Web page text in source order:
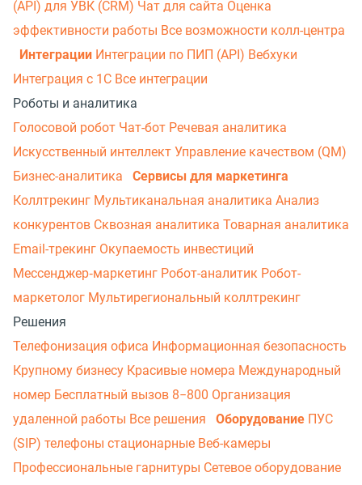
(API) для УВК (CRM) Чат для сайта Оценка
эффективности работы Все возможности колл-центра
Интеграции Интеграции по ПИП (API) Вебхуки
Интеграция с 1С Все интеграции
Роботы и аналитика
Голосовой робот Чат-бот Речевая аналитика
Искусственный интеллект Управление качеством (QM)
Бизнес-аналитика
Сервисы для маркетинга
Коллтрекинг Мультиканальная аналитика Анализ
конкурентов Сквозная аналитика Товарная аналитика
Email-трекинг Окупаемость инвестиций
Мессенджер‑маркетинг Робот-аналитик Робот-
маркетолог Мультирегиональный коллтрекинг
Решения
Телефонизация офиса Информационная безопасность
Крупному бизнесу Красивые номера Международный
номер Бесплатный вызов 8−800 Организация
удаленной работы Все решения Оборудование ПУС
(SIP) телефоны стационарные Веб-камеры
Профессиональные гарнитуры Сетевое оборудование